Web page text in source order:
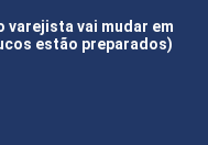
varejista vai mudar em
estão preparados)